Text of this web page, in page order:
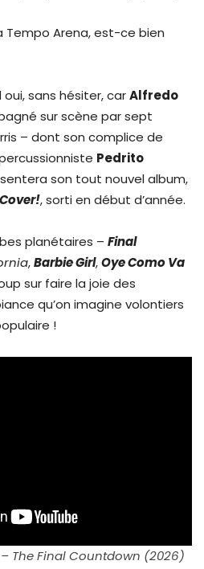
Tempo Arena, est-ce bien
sans hésiter, carAlfredo
sur scène par sept
– dont son complice de
Pedrito
son tout nouvel album,
, sorti en début d’année.
planétaires – Final
,Barbie Girl,Oye Como Va
sur faire la joie des
qu’on imagine volontiers
!
The Final Countdown (2026)